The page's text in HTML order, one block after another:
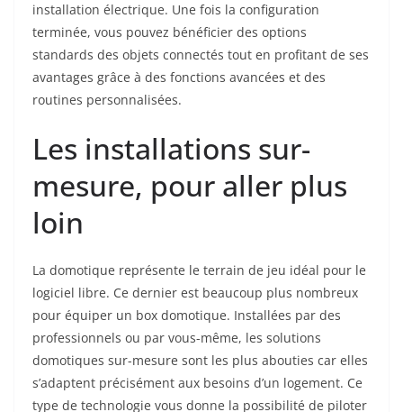
installation électrique. Une fois la configuration
terminée, vous pouvez bénéficier des options
standards des objets connectés tout en profitant de ses
avantages grâce à des fonctions avancées et des
routines personnalisées.
Les installations sur-
mesure, pour aller plus
loin
La domotique représente le terrain de jeu idéal pour le
logiciel libre. Ce dernier est beaucoup plus nombreux
pour équiper un box domotique. Installées par des
professionnels ou par vous-même, les solutions
domotiques sur-mesure sont les plus abouties car elles
s’adaptent précisément aux besoins d’un logement. Ce
type de technologie vous donne la possibilité de piloter